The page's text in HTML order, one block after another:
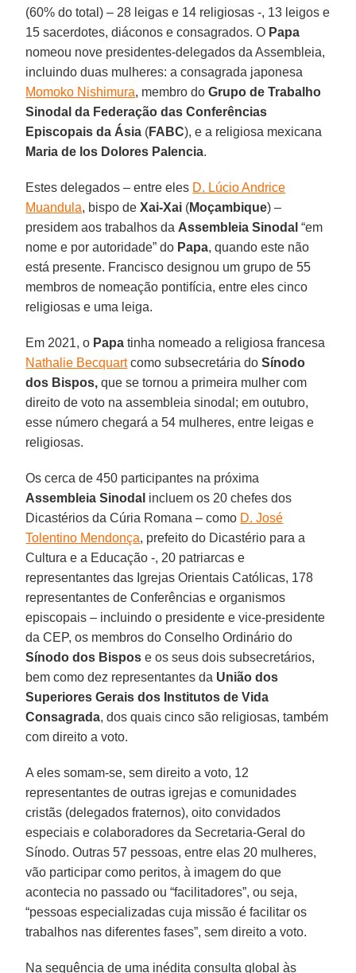
(60% do total) – 28 leigas e 14 religiosas -, 13 leigos e
15 sacerdotes, diáconos e consagrados. O Papa
nomeou nove presidentes-delegados da Assembleia,
incluindo duas mulheres: a consagrada japonesa
Momoko Nishimura, membro doGrupo de Trabalho
Sinodal da Federação das Conferências
Episcopais da Ásia (FABC), e a religiosa mexicana
Maria de los Dolores Palencia.
Estes delegados – entre eles D. Lúcio Andrice
Muandula, bispo deXai-Xai (Moçambique) –
presidem aos trabalhos da Assembleia Sinodal “em
nome e por autoridade” do Papa, quando este não
está presente. Francisco designou um grupo de 55
membros de nomeação pontifícia, entre eles cinco
religiosas e uma leiga.
Em 2021, o Papa tinha nomeado a religiosa francesa
Nathalie Becquartcomo subsecretária doSínodo
dos Bispos, que se tornou a primeira mulher com
direito de voto na assembleia sinodal; em outubro,
esse número chegará a 54 mulheres, entre leigas e
religiosas.
Os cerca de 450 participantes na próxima
Assembleia Sinodal incluem os 20 chefes dos
Dicastérios da Cúria Romana – como D. José
Tolentino Mendonça, prefeito do Dicastério para a
Cultura e a Educação -, 20 patriarcas e
representantes das Igrejas Orientais Católicas, 178
representantes de Conferências e organismos
episcopais – incluindo o presidente e vice-presidente
da CEP, os membros do Conselho Ordinário do
Sínodo dos Bispos e os seus dois subsecretários,
bem como dez representantes da União dos
Superiores Gerais dos Institutos de Vida
Consagrada, dos quais cinco são religiosas, também
com direito a voto.
A eles somam-se, sem direito a voto, 12
representantes de outras igrejas e comunidades
cristãs (delegados fraternos), oito convidados
especiais e colaboradores da Secretaria-Geral do
Sínodo. Outras 57 pessoas, entre elas 20 mulheres,
vão participar como peritos, à imagem do que
acontecia no passado ou “facilitadores”, ou seja,
“pessoas especializadas cuja missão é facilitar os
trabalhos nas diferentes fases”, sem direito a voto.
Na sequência de uma inédita consulta global às